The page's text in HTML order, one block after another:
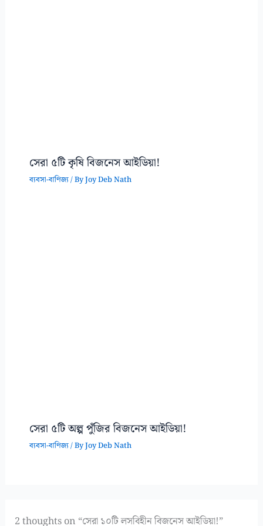
সেরা ৫টি কৃষি বিজনেস আইডিয়া!
ব্যবসা-বাণিজ্য/ ByJoy Deb Nath
সেরা ৫টি অল্প পুঁজির বিজনেস আইডিয়া!
ব্যবসা-বাণিজ্য/ ByJoy Deb Nath
2 thoughts on “সেরা ১০টি লসবিহীন বিজনেস আইডিয়া!”